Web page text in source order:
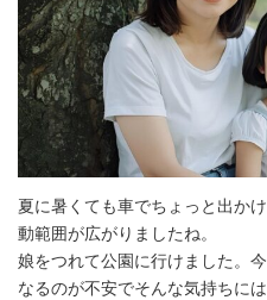
夏に暑くても車でちょっと出か
動範囲が広がりましたね。
娘をつれて公園に行けました。
なるのが不安でそんな気持ちに